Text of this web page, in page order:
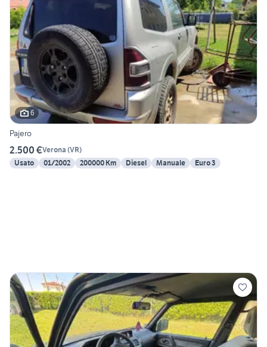
6
Pajero
2.500 €Verona (VR)
Usato
01/2002 200000 Km Diesel Manuale Euro 3